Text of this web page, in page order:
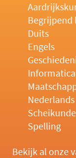
Begrijpend
Duits
Engels
Informatica
Nederlands
Scheikunde
Spelling
Bekijk al onze